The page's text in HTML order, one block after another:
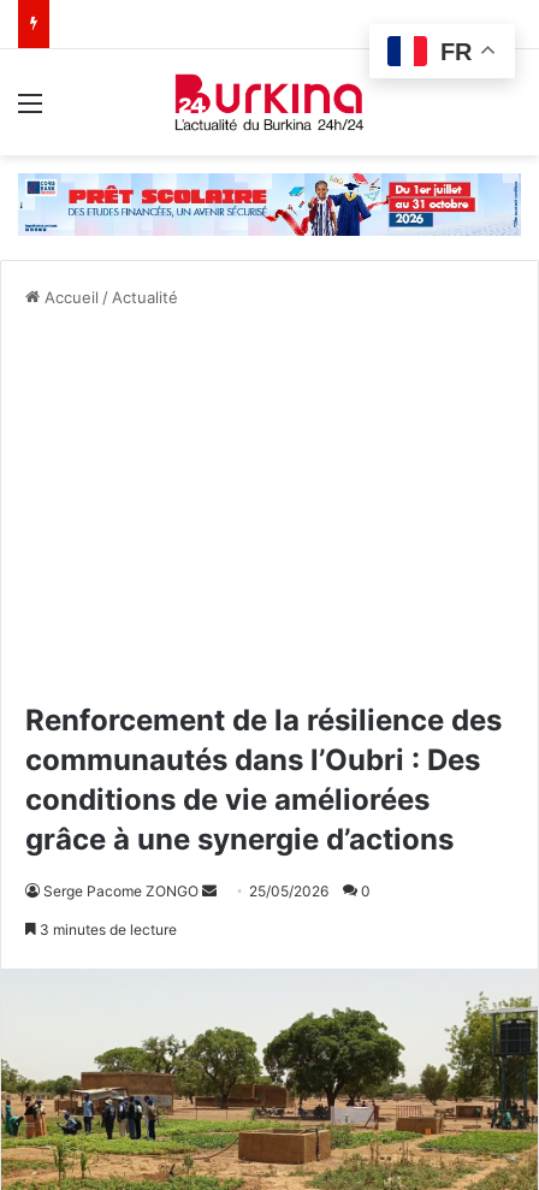
Accueil / Actualité
Renforcement de la résilience des
communautés dans l’Oubri : Des
conditions de vie améliorées
grâce à une synergie d’actions
Serge Pacome ZONGO
e
r
u
n
c
o
25/05/2026 0
3 minutes de lecture
FR